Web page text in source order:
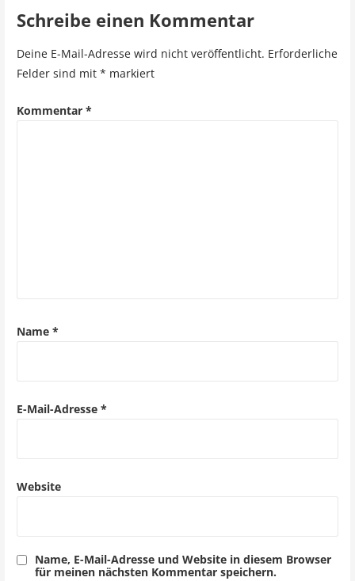
a
a
o
Schreibe einen Kommentar
Deine E-Mail-Adresse wird nicht veröffentlicht. Erforderliche
Felder sind mit * markiert
Kommentar *
Name *
E-Mail-Adresse *
Website
Name, E-Mail-Adresse und Website in diesem Browser
für meinen nächsten Kommentar speichern.